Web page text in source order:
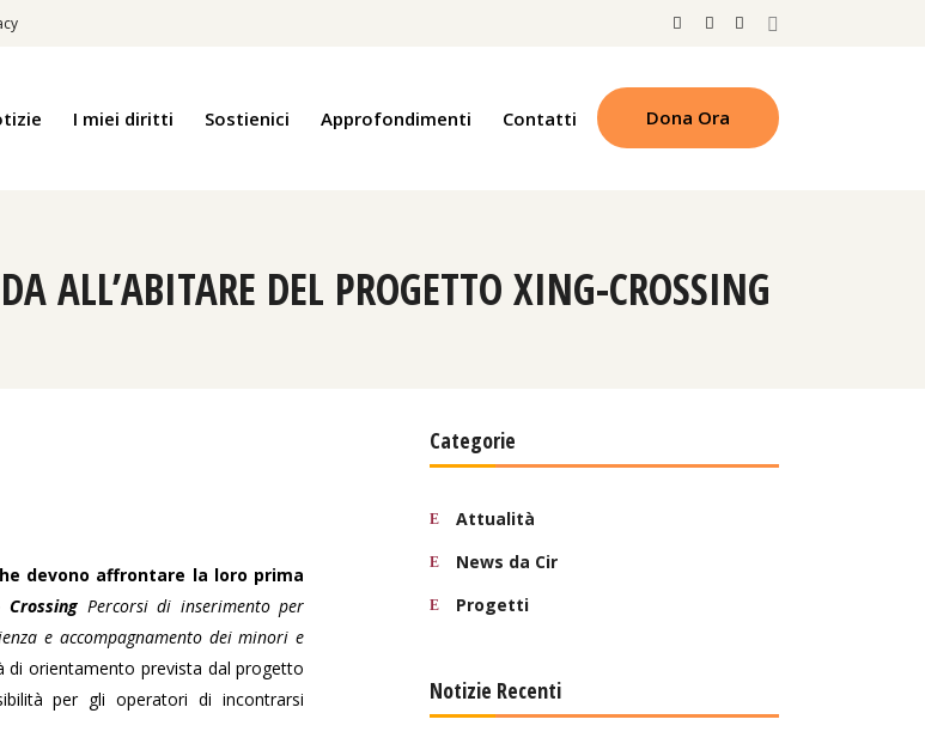
I miei diritti Sostienici Approfondimenti Contatti Dona Ora
ALL’ABITARE DEL PROGETTO XING-CROSSING
devono affrontare la loro prima
Crossing Percorsi di inserimento per
e accompagnamento dei minori e
di orientamento prevista dal progetto
per gli operatori di incontrarsi
Categorie
Attualità
News da Cir
Progetti
Notizie Recenti